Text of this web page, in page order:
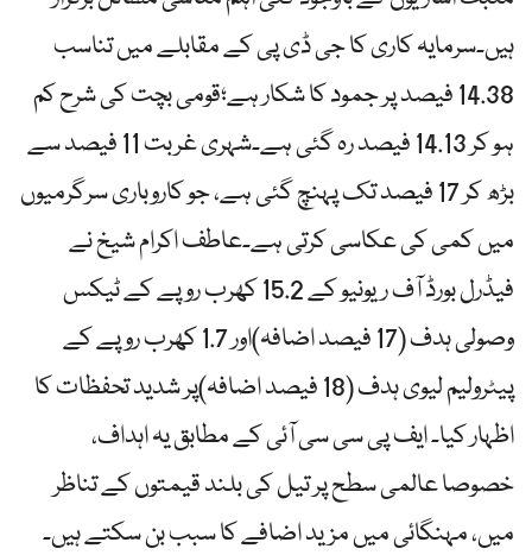
ہیں۔سرمایہ کاری کا جی ڈی پی کے مقابلے میں تناسب
14.38 فیصد پر جمود کا شکار ہے؛قومی بچت کی شرح کم
ہو کر 14.13 فیصد رہ گئی ہے۔شہری غربت 11 فیصد سے
بڑھ کر 17 فیصد تک پہنچ گئی ہے، جو کاروباری سرگرمیوں
میں کمی کی عکاسی کرتی ہے۔عاطف اکرام شیخ نے
فیڈرل بورڈ آف ریونیو کے 15.2 کھرب روپے کے ٹیکس
وصولی ہدف (17 فیصد اضافہ)اور 1.7 کھرب روپے کے
پیٹرولیم لیوی ہدف (18 فیصد اضافہ)پر شدید تحفظات کا
اظہار کیا۔ ایف پی سی سی آئی کے مطابق یہ اہداف،
خصوصا عالمی سطح پر تیل کی بلند قیمتوں کے تناظر
میں، مہنگائی میں مزید اضافے کا سبب بن سکتے ہیں۔